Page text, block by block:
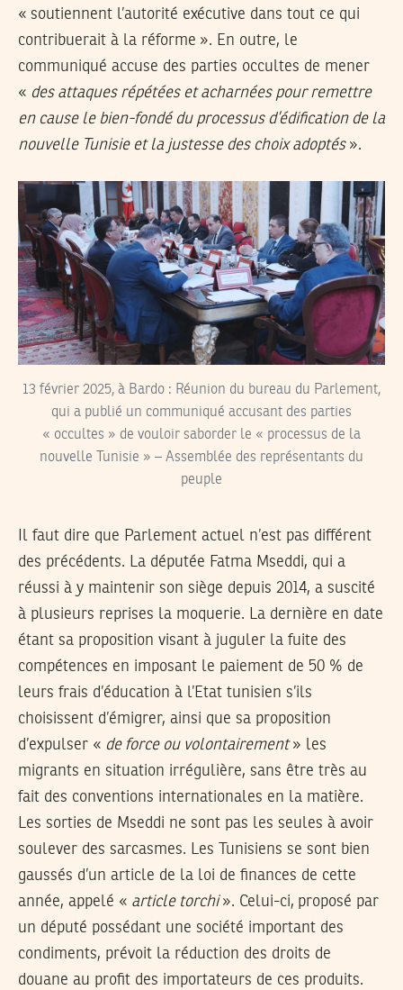
« soutiennent l’autorité exécutive dans tout ce qui
contribuerait à la réforme ». En outre, le
communiqué accuse des parties occultes de mener
« des attaques répétées et acharnées pour remettre
en cause le bien-fondé du processus d’édification de la
nouvelle Tunisie et la justesse des choix adoptés ».
13 février 2025, à Bardo : Réunion du bureau du Parlement,
qui a publié un communiqué accusant des parties
« occultes » de vouloir saborder le « processus de la
nouvelle Tunisie » – Assemblée des représentants du
peuple
Il faut dire que Parlement actuel n’est pas différent
des précédents. La députée Fatma Mseddi, qui a
réussi à y maintenir son siège depuis 2014, a suscité
à plusieurs reprises la moquerie. La dernière en date
étant sa proposition visant à juguler la fuite des
compétences en imposant le paiement de 50 % de
leurs frais d’éducation à l’Etat tunisien s’ils
choisissent d’émigrer, ainsi que sa proposition
d’expulser « de force ou volontairement» les
migrants en situation irrégulière, sans être très au
fait des conventions internationales en la matière.
Les sorties de Mseddi ne sont pas les seules à avoir
soulever des sarcasmes. Les Tunisiens se sont bien
gaussés d’un article de la loi de finances de cette
année, appelé « article torchi». Celui-ci, proposé par
un député possédant une société important des
condiments, prévoit la réduction des droits de
douane au profit des importateurs de ces produits.